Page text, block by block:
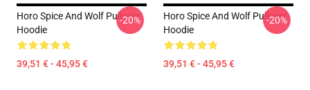
Horo Spice And Wolf Pullover
Hoodie
39,51 € - 45,95 €
-20%
Horo Spice And Wolf Pullover
Hoodie
39,51 € - 45,95 €
-20%